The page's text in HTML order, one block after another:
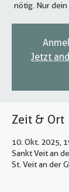
nötig. Nur
Jetzt
Zeit & Ort
10. Okt. 2025,
Sankt Veit an
St. Veit an der